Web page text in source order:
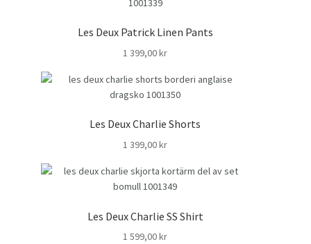
Les Deux Patrick Linen Pants
1 399,00kr
Les Deux Charlie Shorts
1 399,00kr
Les Deux Charlie SS Shirt
1 599,00kr